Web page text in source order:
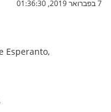
7 בפברואר 2019, 01:36:30
Esperanto,